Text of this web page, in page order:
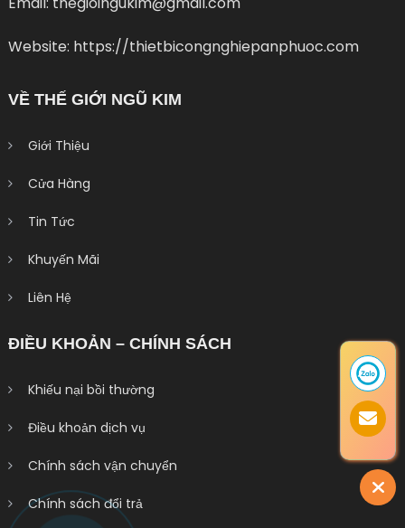
Website: https://thietbicongnghiepanphuoc.com
VỀ THẾ GIỚI NGŨ KIM
Giới Thiệu
Cửa Hàng
Tin Tức
Khuyến Mãi
Liên Hệ
ĐIỀU KHOẢN – CHÍNH SÁCH
Khiếu nại bồi thường
Điều khoản dịch vụ
Chính sách vận chuyển
Chính sách đổi trả